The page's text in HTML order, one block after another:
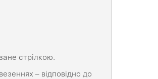
стрілкою.
– відповідно до